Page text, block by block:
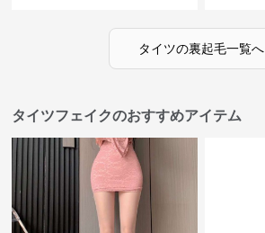
タイツの裏起毛一覧へ
タイツフェイクのおすすめアイテム